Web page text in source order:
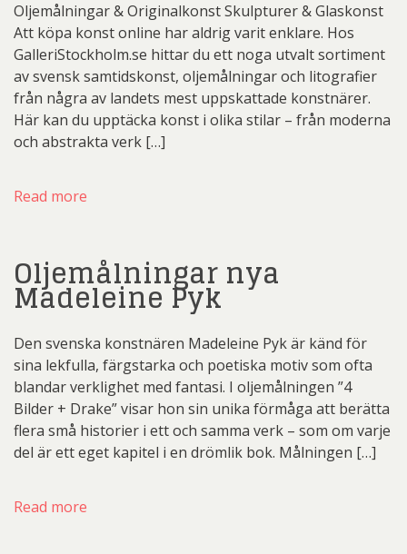
Oljemålningar & Originalkonst Skulpturer & Glaskonst
Att köpa konst online har aldrig varit enklare. Hos
GalleriStockholm.se hittar du ett noga utvalt sortiment
av svensk samtidskonst, oljemålningar och litografier
från några av landets mest uppskattade konstnärer.
Här kan du upptäcka konst i olika stilar – från moderna
och abstrakta verk […]
Read more
Oljemålningar nya
Madeleine Pyk
Den svenska konstnären Madeleine Pyk är känd för
sina lekfulla, färgstarka och poetiska motiv som ofta
blandar verklighet med fantasi. I oljemålningen ”4
Bilder + Drake” visar hon sin unika förmåga att berätta
flera små historier i ett och samma verk – som om varje
del är ett eget kapitel i en drömlik bok. Målningen […]
Read more